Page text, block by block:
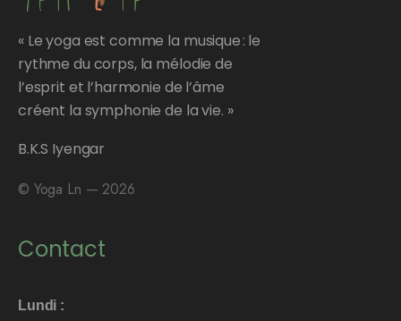
« Le yoga est comme la musique : le
rythme du corps, la mélodie de
l’esprit et l’harmonie de l’âme
créent la symphonie de la vie. »
B.K.S Iyengar
© Yoga Ln — 2026
Contact
Lundi :